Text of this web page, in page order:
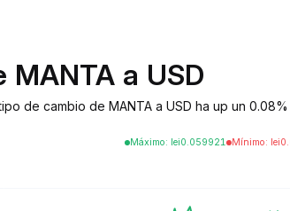
a USD
de cambio de MANTA a USD ha up un
Máximo: lei0.059921 Mínimo: lei